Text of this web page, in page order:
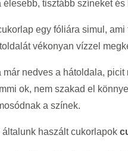
élesebb, tisztább színeket
egy fóliára simul,
vékonyan vízzel
már nedves a hátoldala,
ok, nem szakad el
a színek.
általunk haszált cukorlapok